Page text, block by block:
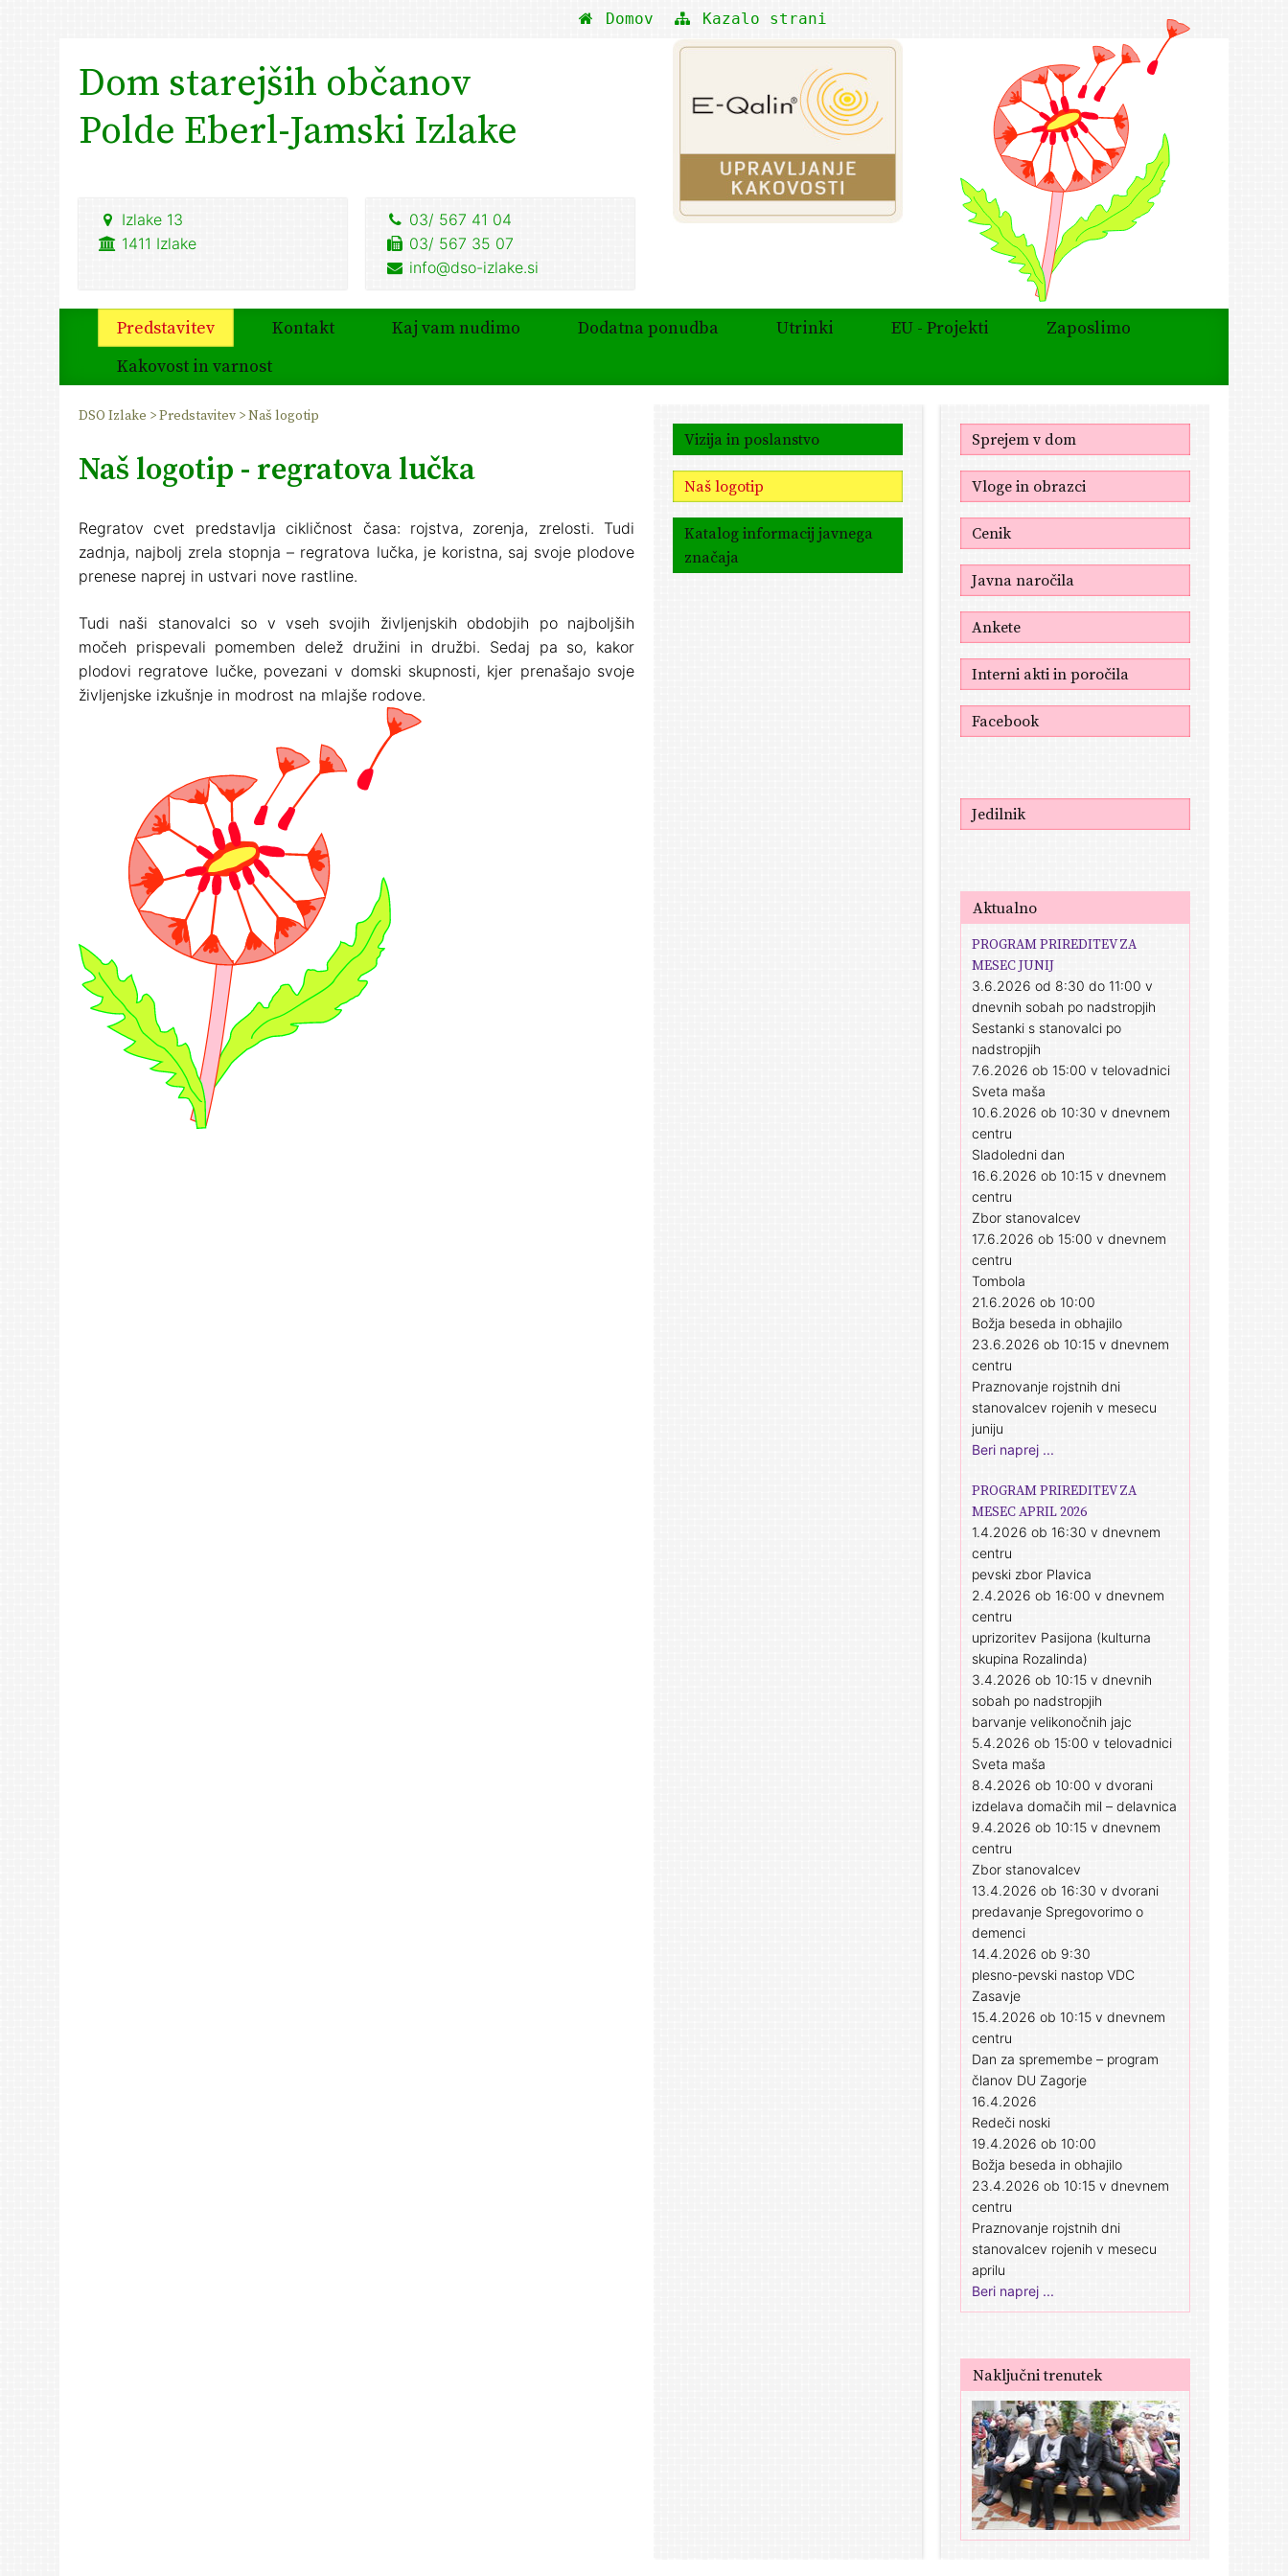
Domov Kazalo strani
Dom starejših občanov
Polde Eberl-Jamski Izlake
Izlake 13
1411 Izlake
03/ 567 41 04
03/ 567 35 07
info@dso-izlake.si
Predstavitev Kontakt Kaj vam nudimo Dodatna ponudba Utrinki EU - Projekti
Zaposlimo
Kakovost in varnost
DSO Izlake >Predstavitev >Naš logotip
Naš logotip - regratova lučka
Regratov cvet predstavlja cikličnost časa: rojstva, zorenja, zrelosti. Tudi
zadnja, najbolj zrela stopnja – regratova lučka, je koristna, saj svoje plodove
prenese naprej in ustvari nove rastline.
Tudi naši stanovalci so v vseh svojih življenjskih obdobjih po najboljših
močeh prispevali pomemben delež družini in družbi. Sedaj pa so, kakor
plodovi regratove lučke, povezani v domski skupnosti, kjer prenašajo svoje
življenjske izkušnje in modrost na mlajše rodove.
Vizija in poslanstvo
Naš logotip
Katalog informacij javnega
značaja
Sprejem v dom
Vloge in obrazci
Cenik
Javna naročila
Ankete
Interni akti in poročila
Facebook
Jedilnik
Aktualno
PROGRAM PRIREDITEV ZA
MESEC JUNIJ
3.6.2026 od 8:30 do 11:00 v
dnevnih sobah po nadstropjih
Sestanki s stanovalci po
nadstropjih
7.6.2026 ob 15:00 v telovadnici
Sveta maša
10.6.2026 ob 10:30 v dnevnem
centru
Sladoledni dan
16.6.2026 ob 10:15 v dnevnem
centru
Zbor stanovalcev
17.6.2026 ob 15:00 v dnevnem
centru
Tombola
21.6.2026 ob 10:00
Božja beseda in obhajilo
23.6.2026 ob 10:15 v dnevnem
centru
Praznovanje rojstnih dni
stanovalcev rojenih v mesecu
juniju
Beri naprej ...
PROGRAM PRIREDITEV ZA
MESEC APRIL 2026
1.4.2026 ob 16:30 v dnevnem
centru
pevski zbor Plavica
2.4.2026 ob 16:00 v dnevnem
centru
uprizoritev Pasijona (kulturna
skupina Rozalinda)
3.4.2026 ob 10:15 v dnevnih
sobah po nadstropjih
barvanje velikonočnih jajc
5.4.2026 ob 15:00 v telovadnici
Sveta maša
8.4.2026 ob 10:00 v dvorani
izdelava domačih mil – delavnica
9.4.2026 ob 10:15 v dnevnem
centru
Zbor stanovalcev
13.4.2026 ob 16:30 v dvorani
predavanje Spregovorimo o
demenci
14.4.2026 ob 9:30
plesno-pevski nastop VDC
Zasavje
15.4.2026 ob 10:15 v dnevnem
centru
Dan za spremembe – program
članov DU Zagorje
16.4.2026
Redeči noski
19.4.2026 ob 10:00
Božja beseda in obhajilo
23.4.2026 ob 10:15 v dnevnem
centru
Praznovanje rojstnih dni
stanovalcev rojenih v mesecu
aprilu
Beri naprej ...
Naključni trenutek